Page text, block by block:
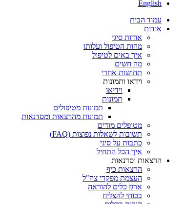
English
עמוד הבית
אודות
אודות סיגי
מהות הטיפול ועלותו
איך באים לטיפול
מה חשים
תחושות אחרי
וידאו ותמונות
וידיאו
תמונות
תמונות מטיפולים
תמונות מהרצאות ומסדנאות
מטופלים מודים
תשובות לשאלות נפוצות (FAQ)
כתבות על סיגי
איך הכל התחיל
הרצאות וסדנאות
הרצאות כיף
העצמת מפקדי צה"ל
ארגז כלים להוראה
בכוחי להצליח